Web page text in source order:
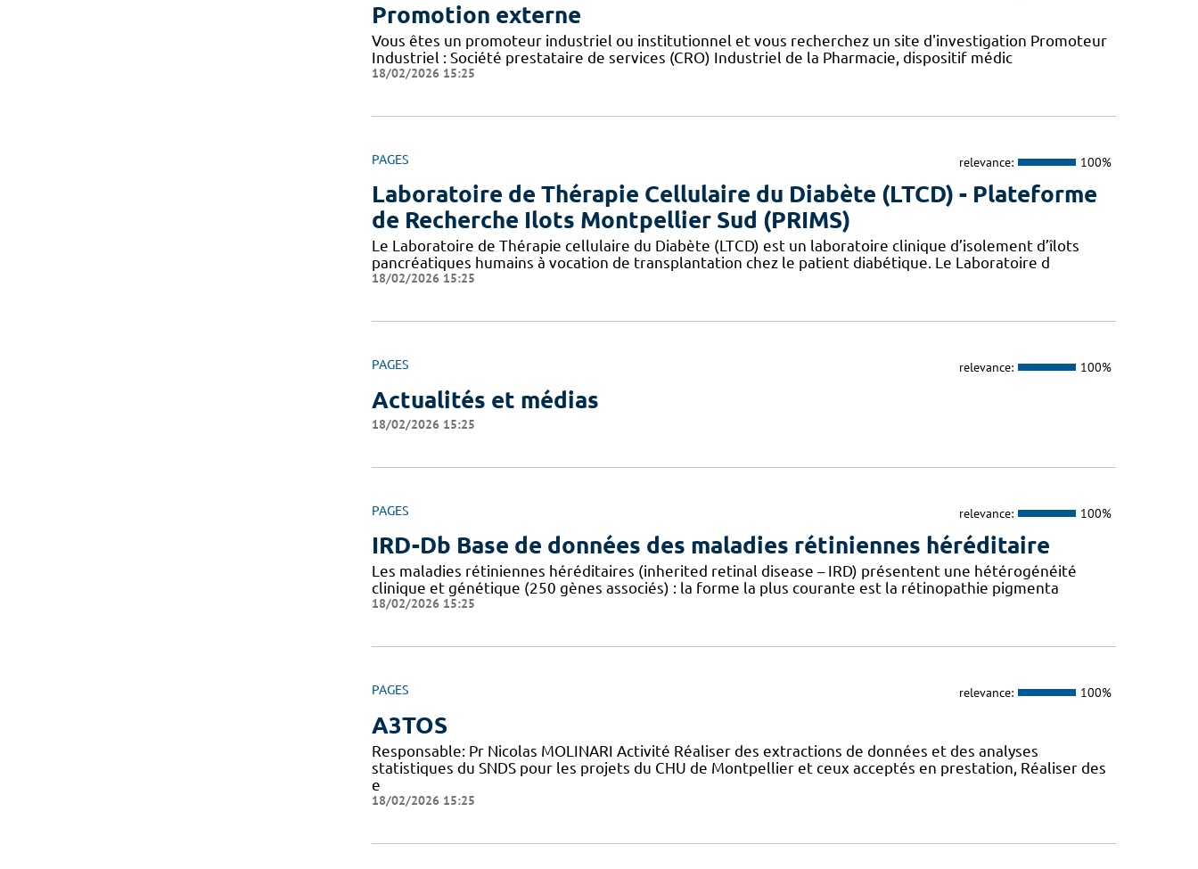
Promotion externe
Vous êtes un promoteur industriel ou institutionnel et vous recherchez un site d'investigation Promoteur
Industriel : Société prestataire de services (CRO) Industriel de la Pharmacie, dispositif médic
18/02/2026 15:25
PAGES relevance: 100%
Laboratoire de Thérapie Cellulaire du Diabète (LTCD) - Plateforme
de Recherche Ilots Montpellier Sud (PRIMS)
Le Laboratoire de Thérapie cellulaire du Diabète (LTCD) est un laboratoire clinique d’isolement d’îlots
pancréatiques humains à vocation de transplantation chez le patient diabétique. Le Laboratoire d
18/02/2026 15:25
PAGES relevance: 100%
Actualités et médias
18/02/2026 15:25
PAGES relevance: 100%
IRD-Db Base de données des maladies rétiniennes héréditaire
Les maladies rétiniennes héréditaires (inherited retinal disease – IRD) présentent une hétérogénéité
clinique et génétique (250 gènes associés) : la forme la plus courante est la rétinopathie pigmenta
18/02/2026 15:25
PAGES relevance: 100%
A3TOS
Responsable: Pr Nicolas MOLINARI Activité Réaliser des extractions de données et des analyses
statistiques du SNDS pour les projets du CHU de Montpellier et ceux acceptés en prestation, Réaliser des
e
18/02/2026 15:25